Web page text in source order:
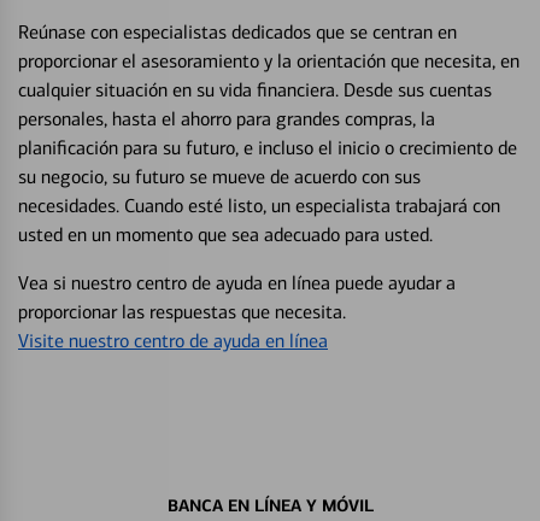
Reúnase con especialistas dedicados que se centran en
proporcionar el asesoramiento y la orientación que necesita, en
cualquier situación en su vida financiera. Desde sus cuentas
personales, hasta el ahorro para grandes compras, la
planificación para su futuro, e incluso el inicio o crecimiento de
su negocio, su futuro se mueve de acuerdo con sus
necesidades. Cuando esté listo, un especialista trabajará con
usted en un momento que sea adecuado para usted.
Vea si nuestro centro de ayuda en línea puede ayudar a
proporcionar las respuestas que necesita.
Visite nuestro centro de ayuda en línea
BANCA EN LÍNEA Y MÓVIL